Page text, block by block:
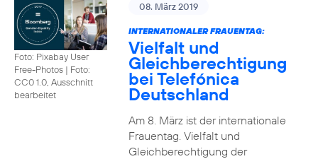
Foto: Pixabay User
Free-Photos | Foto:
CC0 1.0, Ausschnitt
bearbeitet
08. März 2019
INTERNATIONALER FRAUENTAG:
Vielfalt und
Gleichberechtigung
bei Telefónica
Deutschland
Am 8. März ist der internationale
Frauentag. Vielfalt und
Gleichberechtigung der